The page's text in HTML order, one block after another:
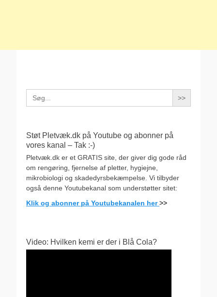
Search
for:
Støt Pletvæk.dk på Youtube og abonner på
vores kanal – Tak :-)
Pletvæk.dk er et GRATIS site, der giver dig gode råd
om rengøring, fjernelse af pletter, hygiejne,
mikrobiologi og skadedyrsbekæmpelse. Vi tilbyder
også denne Youtubekanal som understøtter sitet:
Klik og abonner på Youtubekanalen her>>
Video: Hvilken kemi er der i Blå Cola?